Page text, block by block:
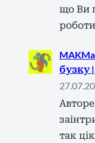
що Ви
бузку
так